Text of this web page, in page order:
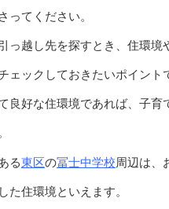
ってください。
っ越し先を探すとき、住環境
ェックしておきたいポイント
良好な住環境であれば、子育
る東区の冨士中学校周辺は、
た住環境といえます。